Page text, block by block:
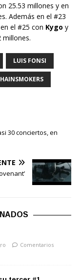
25.53 millones y en
Además en el #23
el #25 con Kygo y
millones.
LUIS FONSI
30 conciertos, en
Comentarios